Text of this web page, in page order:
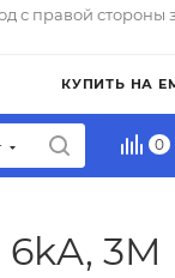
с правой стороны
КУПИТЬ НА
0
3M